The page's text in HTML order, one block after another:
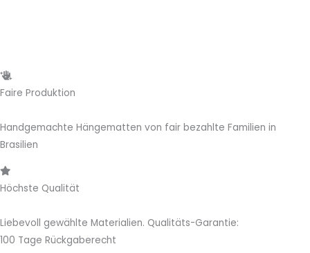
Faire Produktion
Handgemachte Hängematten von fair bezahlte Familien in
Brasilien
Höchste Qualität
Liebevoll gewählte Materialien. Qualitäts-Garantie:
100 Tage Rückgaberecht